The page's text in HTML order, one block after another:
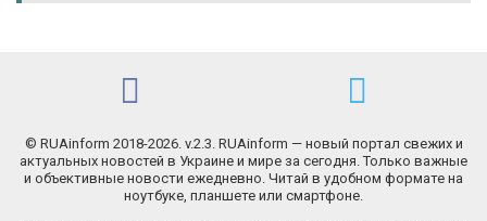
© RUAinform 2018-2026. v.2.3. RUAinform — новый портал свежих и
актуальных новостей в Украине и мире за сегодня. Только важные
и объективные новости ежедневно. Читай в удобном формате на
ноутбуке, планшете или смартфоне.